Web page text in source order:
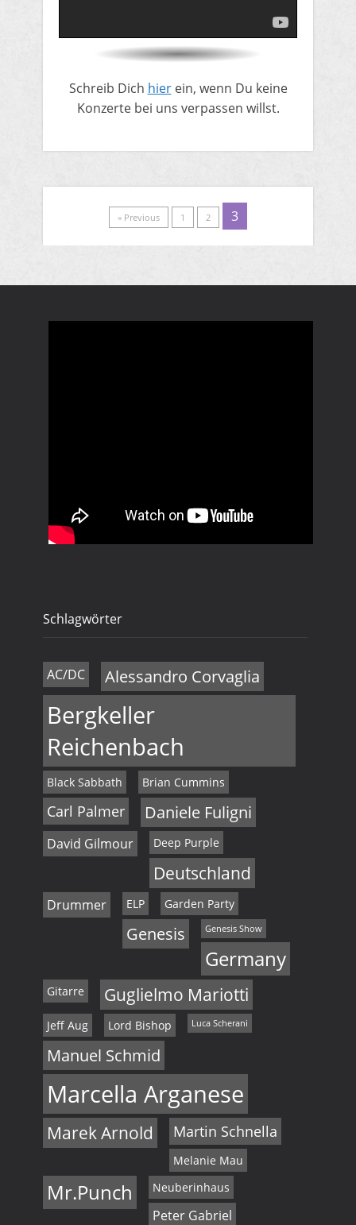
​Schreib Dich hierein, wenn Du keine
Konzerte bei uns verpassen willst.
« Previous 1 2 3
Schlagwörter
AC/DC Alessandro Corvaglia
Bergkeller
Reichenbach
Black Sabbath Brian Cummins
Carl Palmer Daniele Fuligni
David Gilmour Deep Purple
Deutschland
Drummer ELP Garden Party
Genesis Genesis Show
Germany
Gitarre Guglielmo Mariotti
Jeff Aug Lord Bishop Luca Scherani
Manuel Schmid
Marcella Arganese
Marek Arnold Martin Schnella
Melanie Mau
Mr.Punch Neuberinhaus
Peter Gabriel